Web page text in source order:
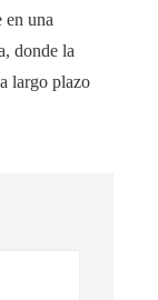
en una
donde la
largo plazo